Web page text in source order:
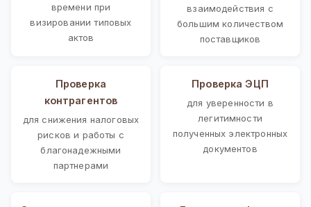
времени при
визировании типовых
актов
взаимодействия с
большим количеством
поставщиков
Проверка
контрагентов
для снижения налоговых
рисков и работы с
благонадежными
партнерами
Проверка ЭЦП
для уверенности в
легитимности
полученных электронных
документов